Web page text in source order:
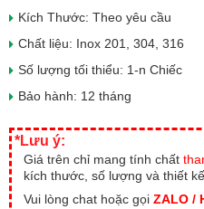
Kích Thước: Theo yêu cầu
Chất liệu: Inox 201, 304, 316
Số lượng tối thiểu: 1-n Chiếc
Bảo hành: 12 tháng
*Lưu ý:
Giá trên chỉ mang tính chất
kích thước, số lượng và thiết kế.
Vui lòng chat hoặc gọi ZALO /